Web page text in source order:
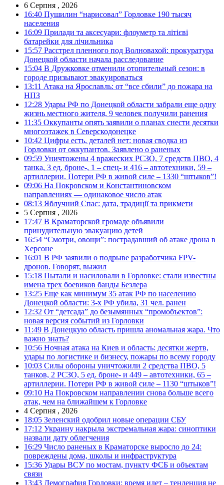
6 Серпня , 2026
16:40 Пушилин “нарисовал” Горловке 190 тысяч
населения
16:09 Прилади та аксесуари: флоуметр та літієві
батарейки для лічильника
15:57 Расстрел пленного под Волновахой: прокуратура
Донецкой области начала расследование
15:04 В Дружковке отменили отопительный сезон: в
городе призывают эвакуироваться
13:11 Атака на Ярославль: от “все сбили” до пожара на
НПЗ
12:28 Удары РФ по Донецкой области забрали еще одну
жизнь местного жителя, 9 человек получили ранения
11:35 Оккупанты опять заявили о планах снести десятки
многоэтажек в Северскодонецке
10:42 Цифры есть, деталей нет: новая сводка из
Горловки от оккупантов. Заявлено о раненых
09:59 Уничтожены 4 вражеских РСЗО, 7 средств ПВО, 4
танка, 3 ед. броне-, 1 – спец- и 416 – автотехники, 59 –
артиллерии. Потери РФ в живой силе – 1330 “штыков”!
09:06 На Покровском и Константиновском
направлениях — одинаковое число атак
08:13 Яблучний Спас: дата, традиції та прикмети
5 Серпня , 2026
17:47 В Краматорской громаде объявили
принудительную эвакуацию детей
16:54 “Смотри, овощи”: пострадавший об атаке дрона в
Херсоне
16:01 В РФ заявили о подрыве разработчика FPV-
дронов. Говорят, выжил
15:18 Пытали и насиловали в Горловке: стали известны
имена трех боевиков банды Безлера
13:25 Еще как минимум 35 атак РФ по населению
Донецкой области: 3-х РФ убила, 31 чел. ранен
12:32 От “детсада” до безымянных “промобъектов”:
новая версия событий из Горловки
11:49 В Донецкую область пришла аномальная жара. Что
важно знать?
10:56 Ночная атака на Киев и область: десятки жертв,
удары по логистике и бизнесу, пожары по всему городу
10:03 Силы обороны уничтожили 2 средства ПВО, 5
танков, 2 РСЗО, 5 ед. броне- и 449 – автотехники, 65 –
артиллерии. Потери РФ в живой силе – 1130 “штыков”!
09:10 На Покровском направлении снова больше всего
атак, чем на ближайшем к Горловке
4 Серпня , 2026
18:05 Зеленский одобрил новые операции СБУ
17:12 Украину накрыла экстремальная жара: синоптики
назвали дату облегчения
16:29 Число раненых в Краматорске выросло до 24:
повреждены дома, школы и инфраструктура
15:36 Удары ВСУ по мостам, пункту ФСБ и объектам
связи
13:43 Демография Горловки: время идет – тенденция не